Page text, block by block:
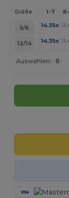
Größe 1-7
5/6 14.35€
12/14
14.35€
Auswahlen: 0